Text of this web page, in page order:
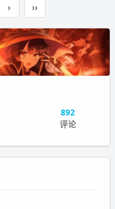
› ››
892
评论